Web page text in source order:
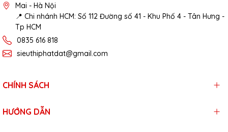
Mai - Hà Nội
📍 Chi nhánh HCM: Số 112 Đường số 41 - Khu Phố 4 - Tân Hưng -
Tp HCM
0835 616 818
sieuthiphatdat@gmail.com
CHÍNH SÁCH
HƯỚNG DẪN